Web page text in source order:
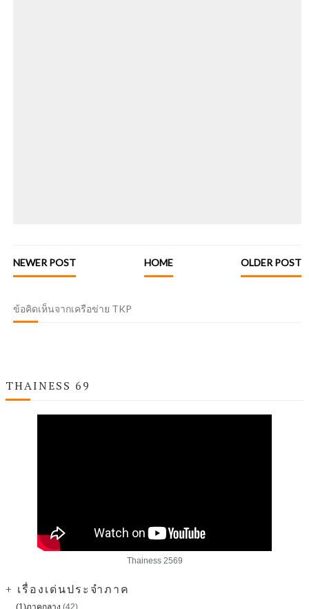
NEWER POST OLDER POST
HOME
ข้อคิดเห็นจากเครือข่าย TKP
THAINESS 69
Thainess 2569
+ เรื่องเด่นประจำภาค